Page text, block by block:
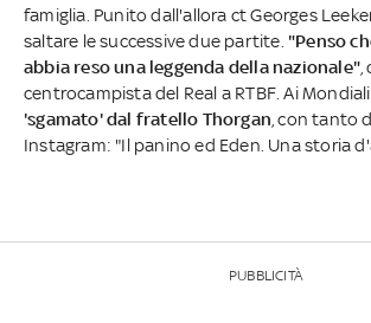
famiglia. Punito dall'allora ct Georges
saltare le successive due partite. "Penso
abbia reso una leggenda della nazionale"
centrocampista del Real a RTBF. Ai
'sgamato' dal fratello Thorgan , con tanto
Instagram: "Il panino ed Eden. Una storia
PUBBLICITÀ